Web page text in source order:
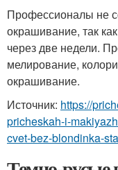
Профессионалы не
окрашивание, так
через две недели.
мелирование,
окрашивание.
Источник: https://
pricheskah-i-
cvet-bez-blondinka-